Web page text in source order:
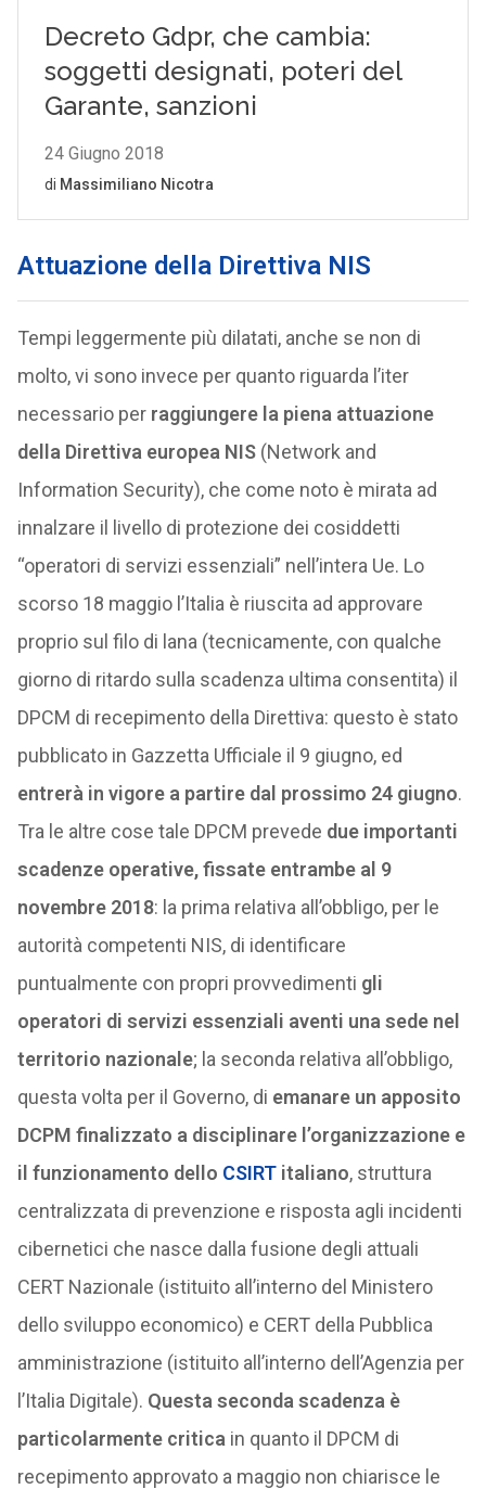
Attuazione della Direttiva NIS
Tempi leggermente più dilatati, anche se non di
molto, vi sono invece per quanto riguarda l’iter
necessario perraggiungere la piena attuazione
della Direttiva europea NIS(Network and
Information Security), che come noto è mirata ad
innalzare il livello di protezione dei cosiddetti
“operatori di servizi essenziali” nell’intera Ue. Lo
scorso 18 maggio l’Italia è riuscita ad approvare
proprio sul filo di lana (tecnicamente, con qualche
giorno di ritardo sulla scadenza ultima consentita) il
DPCM di recepimento della Direttiva: questo è stato
pubblicato in Gazzetta Ufficiale il 9 giugno, ed
entrerà in vigore a partire dal prossimo 24 giugno.
Tra le altre cose tale DPCM prevede due importanti
scadenze operative, fissate entrambe al 9
novembre 2018: la prima relativa all’obbligo, per le
autorità competenti NIS, di identificare
puntualmente con propri provvedimenti gli
operatori di servizi essenziali aventi una sede nel
territorio nazionale; la seconda relativa all’obbligo,
questa volta per il Governo, di emanare un apposito
DCPM finalizzato a disciplinare l’organizzazione e
il funzionamento dello CSIRTitaliano, struttura
centralizzata di prevenzione e risposta agli incidenti
cibernetici che nasce dalla fusione degli attuali
CERT Nazionale (istituito all’interno del Ministero
dello sviluppo economico) e CERT della Pubblica
amministrazione (istituito all’interno dell’Agenzia per
l’Italia Digitale). Questa seconda scadenza è
particolarmente critica in quanto il DPCM di
recepimento approvato a maggio non chiarisce le